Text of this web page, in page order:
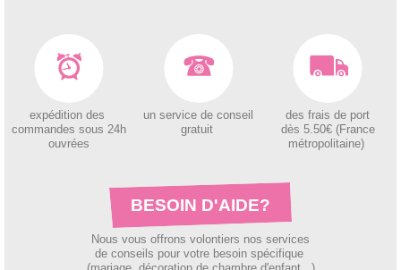
expédition des
commandes sous 24h
ouvrées
un service de conseil
gratuit
des frais de port
dès 5.50€ (France
métropolitaine)
BESOIN D'AIDE?
Nous vous offrons volontiers nos services
de conseils pour votre besoin spécifique